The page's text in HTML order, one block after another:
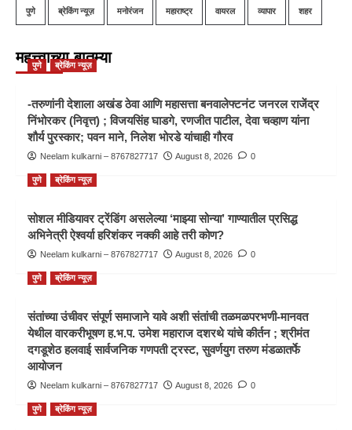
पुणे ब्रेकिंग न्यूज़ मनोरंजन महाराष्ट्र वायरल व्यापार शहर
महत्त्वाच्या बातम्या
पुणे ब्रेकिंग न्यूज़
-तरुणांनी देशाला अखंड ठेवा आणि महासत्ता बनवालेफ्टनंट जनरल राजेंद्र
निंभोरकर (निवृत्त) ; विजयसिंह घाडगे, रणजीत पाटील, देवा चव्हाण यांना
शौर्य पुरस्कार; पवन माने, निलेश भोरडे यांचाही गौरव
Neelam kulkarni – 8767827717 August 8, 2026 0
पुणे ब्रेकिंग न्यूज़
सोशल मीडियावर ट्रेंडिंग असलेल्या ‘माझ्या सोन्या’ गाण्यातील प्रसिद्ध
अभिनेत्री ऐश्वर्या हरिशंकर नक्की आहे तरी कोण?
Neelam kulkarni – 8767827717 August 8, 2026 0
पुणे ब्रेकिंग न्यूज़
संतांच्या उंचीवर संपूर्ण समाजाने यावे अशी संतांची तळमळपरभणी-मानवत
येथील वारकरीभूषण ह.भ.प. उमेश महाराज दशरथे यांचे कीर्तन ; श्रीमंत
दगडूशेठ हलवाई सार्वजनिक गणपती ट्रस्ट, सुवर्णयुग तरुण मंडळातर्फे
आयोजन
Neelam kulkarni – 8767827717 August 8, 2026 0
पुणे ब्रेकिंग न्यूज़